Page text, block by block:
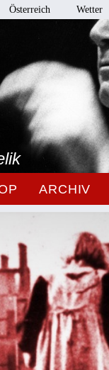
Österreich Wetter
ARCHIV